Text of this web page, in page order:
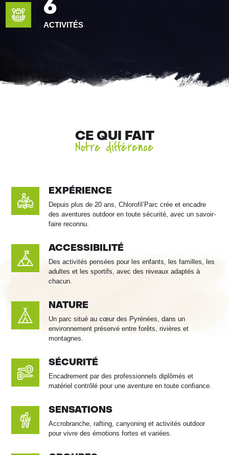
6
ACTIVITÉS
CE QUI FAIT
Notre différence
EXPÉRIENCE
Depuis plus de 20 ans, Chlorofil’Parc crée et encadre
des aventures outdoor en toute sécurité, avec un savoir-
faire reconnu.
ACCESSIBILITÉ
Des activités pensées pour les enfants, les familles, les
adultes et les sportifs, avec des niveaux adaptés à
chacun.
NATURE
Un parc situé au cœur des Pyrénées, dans un
environnement préservé entre forêts, rivières et
montagnes.
SÉCURITÉ
Encadrement par des professionnels diplômés et
matériel contrôlé pour une aventure en toute confiance.
SENSATIONS
Accrobranche, rafting, canyoning et activités outdoor
pour vivre des émotions fortes et variées.